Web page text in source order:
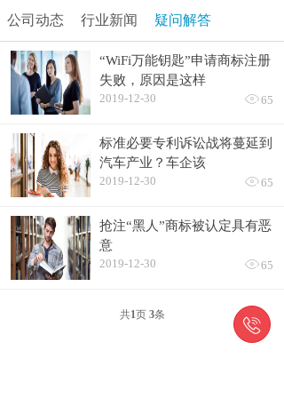
公司动态 行业新闻 疑问解答
“WiFi万能钥匙”申请商标注册
失败，原因是这样
2019-12-30 65
标准必要专利诉讼战将蔓延到
汽车产业？车企该
2019-12-30 65
抢注“黑人”商标被认定具有恶
意
2019-12-30 65
共1页 3条 